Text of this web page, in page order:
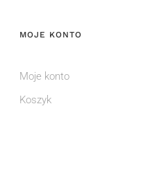
MOJE KONTO
Moje konto
Koszyk